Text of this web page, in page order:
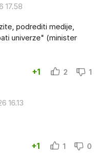
17.58
podrediti medije,
univerze" (minister
+1 2 1
16.13
+1 1 0